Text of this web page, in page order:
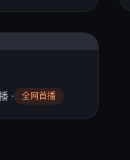
· 全网首播